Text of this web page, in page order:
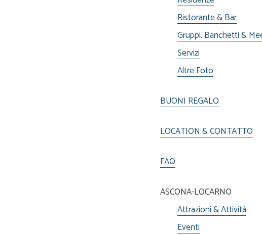
Ristorante & Bar
Gruppi, Banchetti &
Servizi
Altre Foto
BUONI REGALO
LOCATION & CONTATTO
FAQ
ASCONA-LOCARNO
Attrazioni & Attività
Eventi